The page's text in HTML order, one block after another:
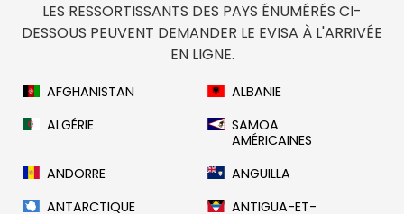
LES RESSORTISSANTS DES PAYS ÉNUMÉRÉS CI-
DESSOUS PEUVENT DEMANDER LE EVISA À L'ARRIVÉE
EN LIGNE.
AFGHANISTAN
ALBANIE
ALGÉRIE
SAMOA
AMÉRICAINES
ANDORRE
ANGUILLA
ANTARCTIQUE
ANTIGUA-ET-